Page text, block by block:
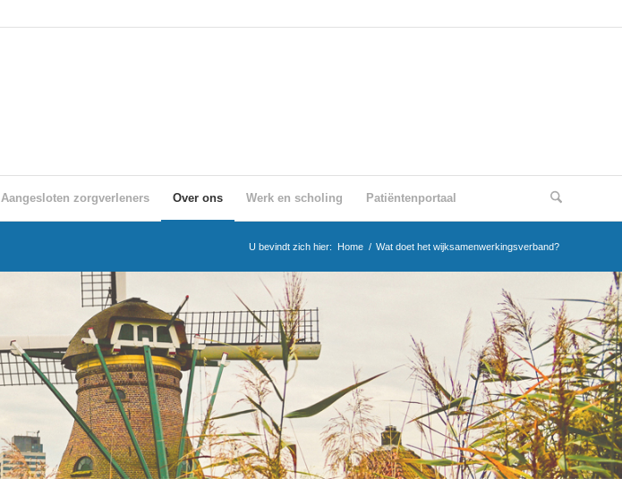
Aangesloten zorgverleners Over ons Werk en scholing Patiëntenportaal
U bevindt zich hier: Home / Wat doet het wijksamenwerkingsverband?